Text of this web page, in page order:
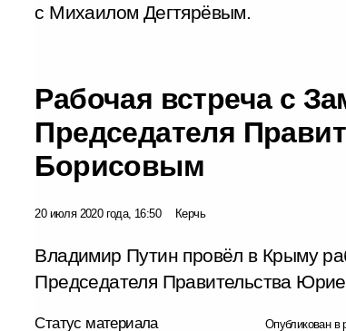
с Михаилом Дегтярёвым.
Рабочая встреча с
Председателя
Борисовым
20 июля 2020 года, 16:50 Керчь
Владимир Путин провёл в Крыму
Председателя Правительства
Статус материала Опубликован в